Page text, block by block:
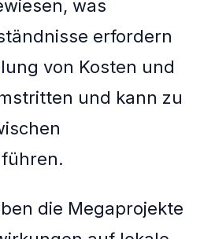
was
erfordern
von Kosten und
und kann zu
die Megaprojekte